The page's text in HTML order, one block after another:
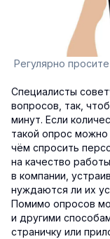
Регулярно
Специалисты
вопросов, так,
минут. Если
такой опрос можно
чём спросить
на качество
в компании,
нуждаются ли их
Помимо опросов
и другими
страничку или